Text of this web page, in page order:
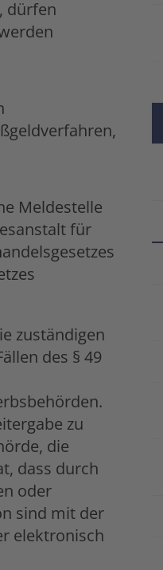
dürfen
Meldestelle
für
zuständigen
des § 49
zu
die
dass durch
oder
sind mit der
elektronisch